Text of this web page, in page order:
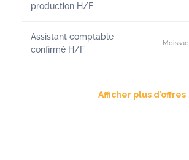
production H/F
Assistant comptable
confirmé H/F
Moissac
Afficher plus d’offres